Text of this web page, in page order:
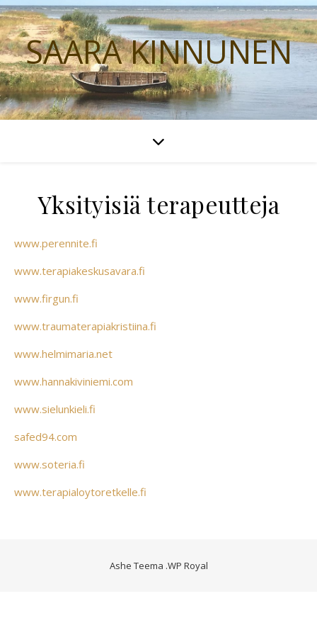
SAARA KINNUNEN
Yksityisiä terapeutteja
www.perennite.fi
www.terapiakeskusavara.fi
www.firgun.fi
www.traumaterapiakristiina.fi
www.helmimaria.net
www.hannakiviniemi.com
www.sielunkieli.fi
safed94.com
www.soteria.fi
www.terapialoytoretkelle.fi
Ashe Teema .WP Royal